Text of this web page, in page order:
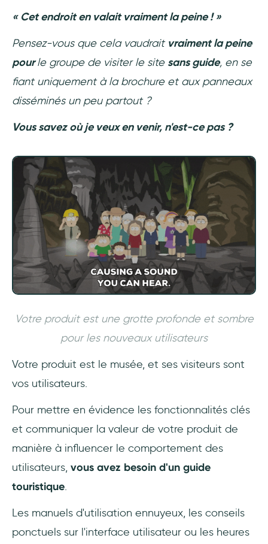
visites guidées pour les solutions et produits
Qu'est-ce que UserGuiding ?
« Cet endroit en valait vraiment la peine ! »
Pensez-vous que cela vaudrait vraiment la peine
pourle groupe de visiter le site sans guide, en se
fiant uniquement à la brochure et aux panneaux
disséminés un peu partout ?
Vous savez où je veux en venir, n'est-ce pas ?
Votre produit est une grotte profonde et sombre
pour les nouveaux utilisateurs
Votre produit est le musée, et ses visiteurs sont
vos utilisateurs.
Pour mettre en évidence les fonctionnalités clés
et communiquer la valeur de votre produit de
manière à influencer le comportement des
utilisateurs, vous avez besoin d'un guide
touristique.
Les manuels d'utilisation ennuyeux, les conseils
ponctuels sur l'interface utilisateur ou les heures